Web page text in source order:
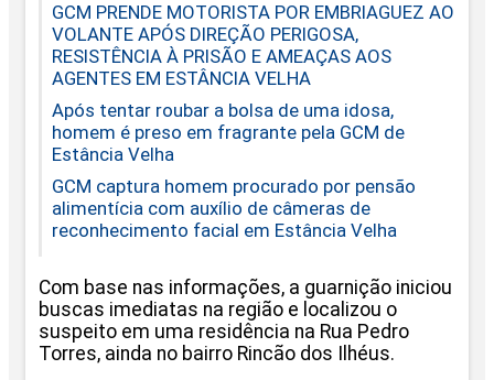
GCM PRENDE MOTORISTA POR EMBRIAGUEZ AO
VOLANTE APÓS DIREÇÃO PERIGOSA,
RESISTÊNCIA À PRISÃO E AMEAÇAS AOS
AGENTES EM ESTÂNCIA VELHA
Após tentar roubar a bolsa de uma idosa,
homem é preso em fragrante pela GCM de
Estância Velha
GCM captura homem procurado por pensão
alimentícia com auxílio de câmeras de
reconhecimento facial em Estância Velha
Com base nas informações, a guarnição iniciou
buscas imediatas na região e localizou o
suspeito em uma residência na Rua Pedro
Torres, ainda no bairro Rincão dos Ilhéus.